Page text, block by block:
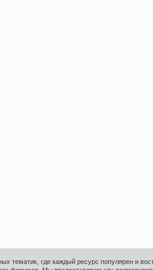
тематик, где каждый ресурс популярен и